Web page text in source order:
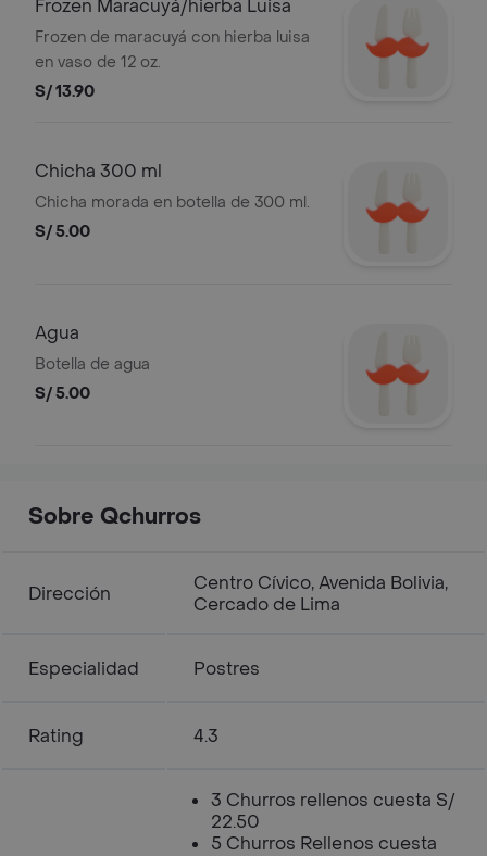
Frozen Maracuyá/hierba Luisa
Frozen de maracuyá con hierba luisa
en vaso de 12 oz.
S/ 13.90
Chicha 300 ml
Chicha morada en botella de 300 ml.
S/ 5.00
Agua
Botella de agua
S/ 5.00
Sobre Qchurros
Dirección
Centro Cívico, Avenida Bolivia,
Cercado de Lima
Especialidad Postres
Rating 4.3
3 Churros rellenos cuesta S/
22.50
5 Churros Rellenos cuesta